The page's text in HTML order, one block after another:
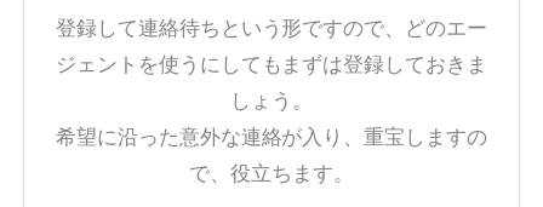
登録して連絡待ちという形ですので、どのエー
ジェントを使うにしてもまずは登録しておきま
しょう。
希望に沿った意外な連絡が入り、重宝しますの
で、役立ちます。